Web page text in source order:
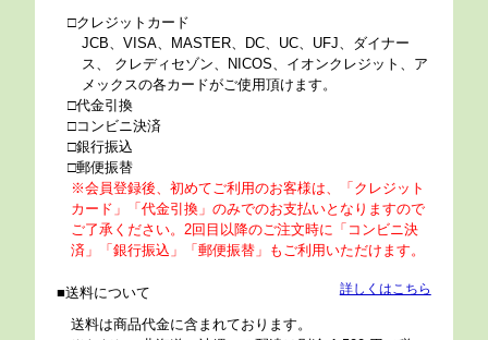
クレジットカード
JCB、VISA、MASTER、DC、UC、UFJ、ダイナー
ス、 クレディセゾン、NICOS、イオンクレジット、ア
メックスの各カードがご使用頂けます。
代金引換
コンビニ決済
銀行振込
郵便振替
※会員登録後、初めてご利用のお客様は、「クレジット
カード」「代金引換」のみでのお支払いとなりますので
ご了承ください。2回目以降のご注文時に「コンビニ決
済」「銀行振込」「郵便振替」もご利用いただけます。
送料について 詳しくはこちら
送料は商品代金に含まれております。